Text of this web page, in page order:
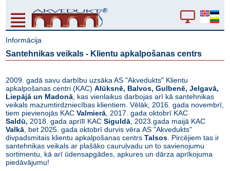
Informācija
Santehnikas veikals - Klientu apkalpošanas centrs
2009. gadā savu darbību uzsāka AS "Akvedukts" Klientu
apkalpošanas centri (KAC)Alūksnē, Balvos, Gulbenē, Jelgavā,
Liepājā un Madonā , kas vienlaikus darbojas arī kā santehnikas
veikals mazumtirdzniecības klientiem. Vēlāk, 2016. gada novembrī,
tiem pievienojās KACValmierā , 2017. gada oktobrī KAC
Saldū, 2018. gada aprīlī KACSiguldā , 2023.gada maijā KAC
Valkā , bet 2025. gada oktobrī durvis vēra AS "Akvedukts"
divpadsmitais klientu apkalpošanas centrsTalsos . Pircējiem tas ir
santehnikas veikals ar plašāko cauruļvadu un to savienojumu
sortimentu, kā arī ūdensapgādes, apkures un dārza aprīkojuma
piedāvājumu!